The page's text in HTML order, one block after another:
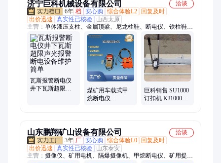
济宁巨科机械设备有限公司
洽谈
6年 档 安心购 综合体验L2
回复及时
出价迅速
真实性已核验
山西太原
主营： 单体液压支柱、金属顶梁、尼龙柱鞋、断电仪、铁柱鞋、
气动葫芦、除铁器、防跑车装置、玻璃钢支柱、锚杆、U型钢支
架、隔爆水袋、电缆挂钩、道岔、马丽散、无压风门、防水密闭
门、避难硐室门、防火栅栏门、风筒、圆环链、三环链、连接
环、阻车器、矿车、平板车
瓦斯报警断电仪
井下瓦斯超限声
煤矿用车载式甲
烷断电仪
巨科销售 SU1000
订扣机 KJ1000拉
山东鹏翔矿山设备有限公司
洽谈
3年 厂 安心购 综合体验L0
回复及时
出价迅速
真实性已核验
山东泰安
主营： 摄像仪、矿用电机、隔爆摄像机、甲烷断电仪、矿用提升